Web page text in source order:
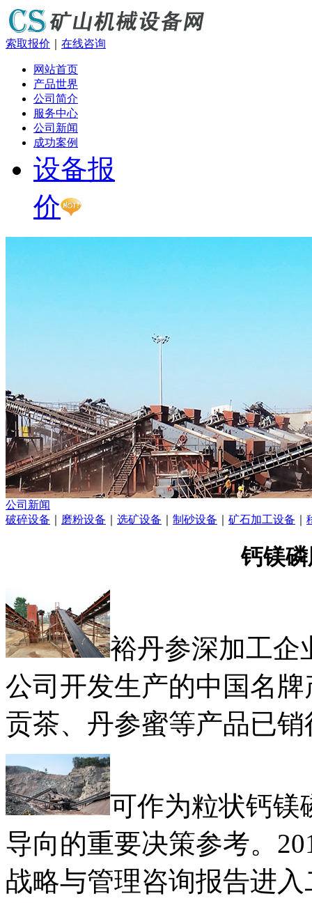
索取报价 在线咨询
网站首页
产品世界
公司简介
服务中心
公司新闻
成功案例
设备报
价
公司新闻
破碎设备
磨粉设备 选矿设备 制砂设备 矿石加工设备
钙镁
裕丹参深加工企
公司开发生产的中国名
贡茶、丹参蜜等产品已销
可作为粒状钙镁
导向的重要决策参考。
战略与管理咨询报告进